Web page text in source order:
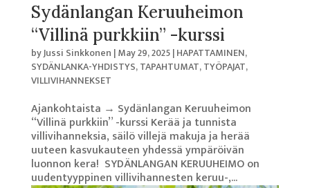
Sydänlangan Keruuheimon
“Villinä purkkiin” -kurssi
byJussi Sinkkonen |May 29, 2025|HAPATTAMINEN,
SYDÄNLANKA-YHDISTYS,TAPAHTUMAT,TYÖPAJAT,
VILLIVIHANNEKSET
Ajankohtaista → Sydänlangan Keruuheimon
“Villinä purkkiin” -kurssi Kerää ja tunnista
villivihanneksia, säilö villejä makuja ja herää
uuteen kasvukauteen yhdessä ympäröivän
luonnon kera! SYDÄNLANGAN KERUUHEIMO on
uudentyyppinen villivihannesten keruu-,...